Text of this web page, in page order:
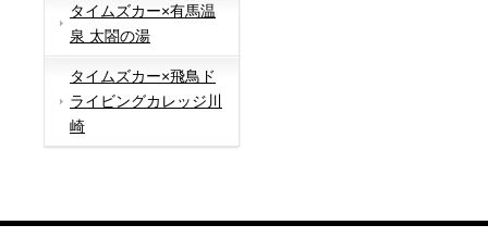
タイムズカー×有馬温
泉 太閤の湯
タイムズカー×飛鳥ド
ライビングカレッジ川
崎